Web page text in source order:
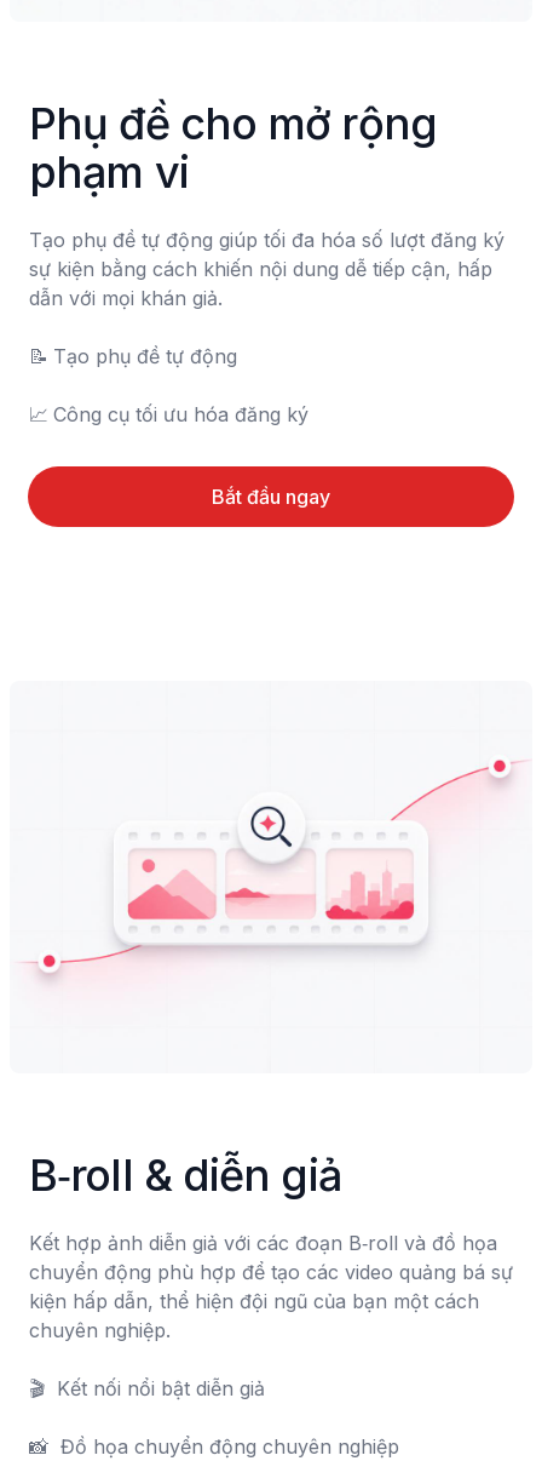
Phụ đề cho mở rộng
phạm vi
Tạo phụ đề tự động giúp tối đa hóa số lượt đăng ký
sự kiện bằng cách khiến nội dung dễ tiếp cận, hấp
dẫn với mọi khán giả.
📝	Tạo phụ đề tự động
📈	Công cụ tối ưu hóa đăng ký
Bắt đầu ngay
B‑roll & diễn giả
Kết hợp ảnh diễn giả với các đoạn B‑roll và đồ họa
chuyển động phù hợp để tạo các video quảng bá sự
kiện hấp dẫn, thể hiện đội ngũ của bạn một cách
chuyên nghiệp.
🎬  Kết nối nổi bật diễn giả
📸  Đồ họa chuyển động chuyên nghiệp